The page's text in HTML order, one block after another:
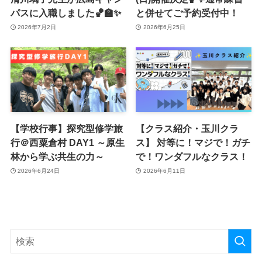
パスに入職しました🏀🏫✨
2026年7月2日
と併せてご予約受付中！
2026年6月25日
【学校行事】探究型修学旅
行＠西粟倉村 DAY1 ～原生
林から学ぶ共生の力～
2026年6月24日
【クラス紹介・玉川クラ
ス】 対等に！マジで！ガチ
で！ワンダフルなクラス！
2026年6月11日